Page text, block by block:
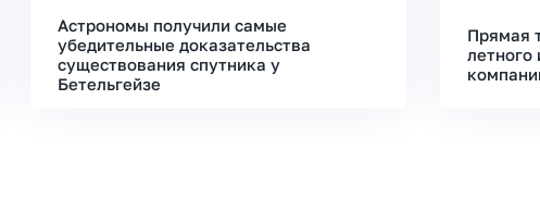
Астрономы получили самые
убедительные доказательства
существования спутника у
Бетельгейзе
Прямая
летного